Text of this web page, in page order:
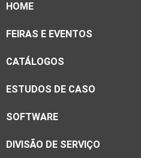
HOME
FEIRAS E EVENTOS
CATÁLOGOS
ESTUDOS DE CASO
SOFTWARE
DIVISÃO DE SERVIÇO